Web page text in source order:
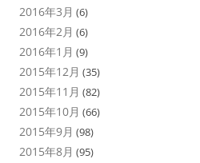
2016年3月 (6)
2016年2月 (6)
2016年1月 (9)
2015年12月 (35)
2015年11月 (82)
2015年10月 (66)
2015年9月 (98)
2015年8月 (95)